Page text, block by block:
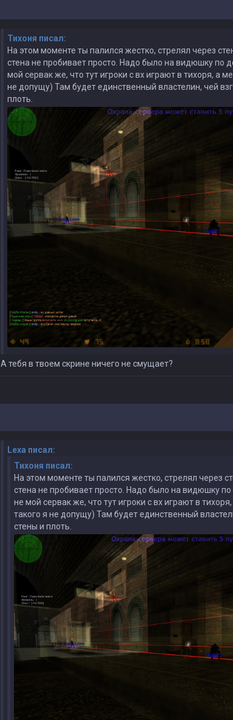
Тихоня писал:
На этом моменте ты палился жестко, стрелял через
стена не пробивает просто. Надо было на видюшку по
мой сервак же, что тут игроки с вх играют в тихоря, а
не допущу) Там будет единственный властелин, чей
плоть.
А тебя в твоем скрине ничего не смущает?
Lexa писал:
Тихоня писал:
На этом моменте ты палился жестко, стрелял через
стена не пробивает просто. Надо было на видюшку
не мой сервак же, что тут игроки с вх играют в
такого я не допущу) Там будет единственный
стены и плоть.